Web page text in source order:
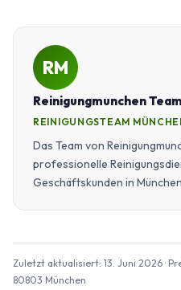
RM
Reinigungmunchen Team
REINIGUNGSTEAM
Das Team von
professionelle
Geschäftskunden in
Zuletzt aktualisiert: 13. Juni 2026 ·
80803 München